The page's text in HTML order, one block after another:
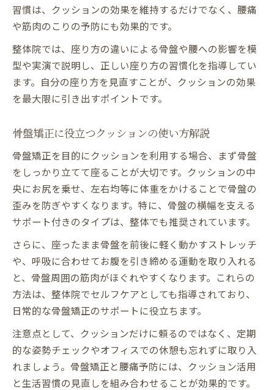
習慣は、クッションの効果を維持するだけでなく、腰痛
や筋肉のこりの予防にも効果的です。
整体院では、座り方の違いによる骨盤や腰への影響を模
型や実演で説明し、正しい座り方の習慣化を指導してい
ます。自分の座り方を見直すことが、クッションの効果
を最大限に引き出すポイントです。
骨盤矯正に役立つクッションの使い方解説
骨盤矯正を目的にクッションを利用する場合、まず骨盤
をしっかり立てて座ることが大切です。クッションの中
央にお尻を乗せ、左右均等に体重をかけることで骨盤の
歪みを防ぎやすくなります。特に、骨盤の横幅を支える
サポート付きのタイプは、整体でも推奨されています。
さらに、座ったまま骨盤を前後に軽く動かすストレッチ
や、呼吸に合わせてお腹を引き締める運動を取り入れる
と、骨盤周囲の筋肉がほぐれやすくなります。これらの
方法は、整体院でセルフケアとしても指導されており、
日常的な骨盤矯正のサポートに役立ちます。
注意点として、クッションだけに頼るのではなく、定期
的な姿勢チェックやオフィスでの休憩も忘れずに取り入
れましょう。骨盤矯正と腰痛予防には、クッション活用
と生活習慣の見直しを組み合わせることが効果的です。